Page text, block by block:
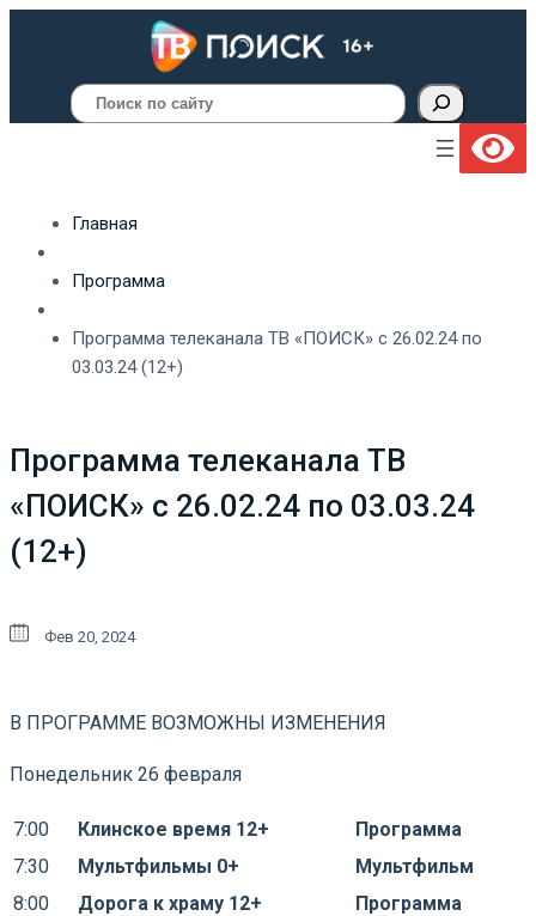
Поиск
Главная
Программа
Программа телеканала ТВ «ПОИСК» с 26.02.24 по
03.03.24 (12+)
Программа телеканала ТВ
«ПОИСК» с 26.02.24 по 03.03.24
(12+)
Фев 20, 2024
В ПРОГРАММЕ ВОЗМОЖНЫ ИЗМЕНЕНИЯ
Понедельник 26 февраля
7:00 Клинское время 12+
Программа
7:30
Мультфильмы 0+
Мультфильм
8:00
Дорога к храму 12+
Программа